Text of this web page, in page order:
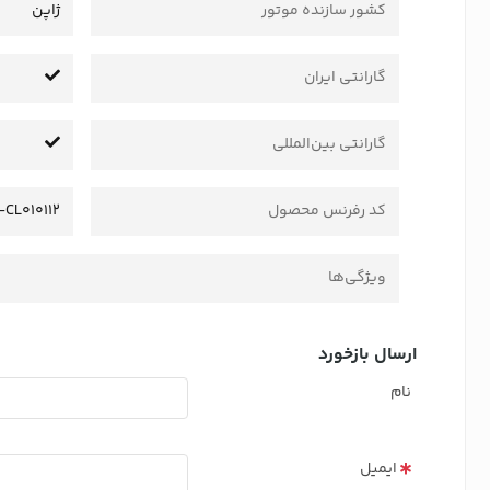
کشور سازنده موتور ژاپن
گارانتی ایران
گارانتی بین‌المللی
کد رفرنس محصول
ویژگی‌ها
ارسال بازخورد
نام
ایمیل